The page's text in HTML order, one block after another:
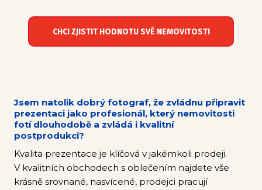
CHCI ZJISTIT HODNOTU SVÉ NEMOVITOSTI
Jsem natolik dobrý fotograf, že zvládnu připravit
prezentaci jako profesionál, který nemovitosti
fotí dlouhodobě a zvládá i kvalitní
postprodukci?
Kvalita prezentace je klíčová v jakémkoli prodeji.
V kvalitních obchodech s oblečením najdete vše
krásně srovnané, nasvícené, prodejci pracují